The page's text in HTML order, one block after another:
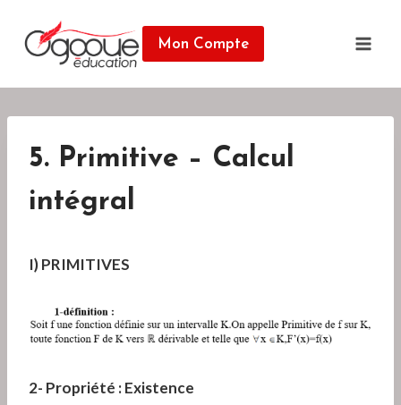
content
Mon Compte
5. Primitive – Calcul
intégral
I) PRIMITIVES
2- Propriété : Existence